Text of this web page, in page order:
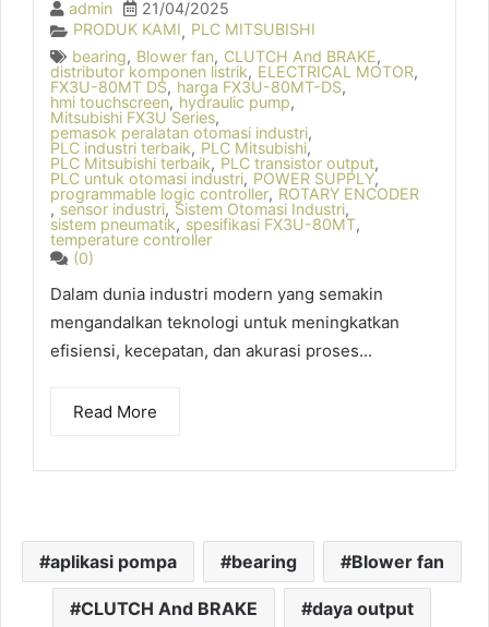
admin
21/04/2025
PRODUK KAMI, PLC MITSUBISHI
bearing, Blower fan, CLUTCH And BRAKE,
distributor komponen listrik, ELECTRICAL MOTOR,
FX3U-80MT DS, harga FX3U-80MT-DS,
hmi touchscreen, hydraulic pump,
Mitsubishi FX3U Series,
pemasok peralatan otomasi industri,
PLC industri terbaik, PLC Mitsubishi,
PLC Mitsubishi terbaik, PLC transistor output,
PLC untuk otomasi industri, POWER SUPPLY,
programmable logic controller, ROTARY ENCODER
, sensor industri, Sistem Otomasi Industri,
sistem pneumatik, spesifikasi FX3U-80MT,
temperature controller
(0)
Dalam dunia industri modern yang semakin
mengandalkan teknologi untuk meningkatkan
efisiensi, kecepatan, dan akurasi proses...
Read More
aplikasi pompa bearing Blower fan
CLUTCH And BRAKE daya output